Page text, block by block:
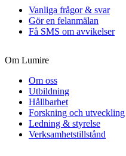
Vanliga frågor & svar
Gör en felanmälan
Få SMS om avvikelser
Om Lumire
Om oss
Utbildning
Hållbarhet
Forskning och utveckling
Ledning & styrelse
Verksamhetstillstånd